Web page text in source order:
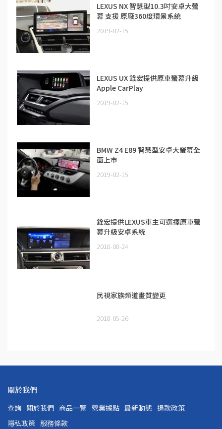
LEXUS NX 智慧型10.3吋安卓大螢
幕 支援 原廠360度環景系統
2019-02-15
LEXUS UX 銓宏提供原車螢幕升級
Apple CarPlay
2019-02-15
BMW Z4 E89 智慧型安卓大螢幕全
面上市
2019-02-15
銓宏提供LEXUS車主可選擇原車螢
幕升級安卓系統
2018-08-24
民視家族頻道畫質變更
2018-05-26
關於我們
查詢 關於我們 商品一覽 營業據點 最新動態 退款政策
隱私政策 服務條款